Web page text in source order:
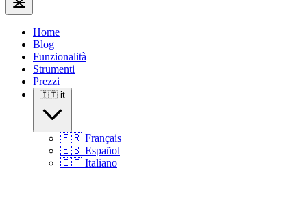
Home
Blog
Funzionalità
Strumenti
Prezzi
🇮🇹 it
🇫🇷 Français
🇪🇸 Español
🇮🇹 Italiano